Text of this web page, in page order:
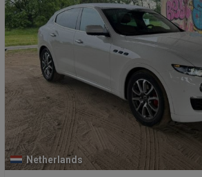
Netherlands